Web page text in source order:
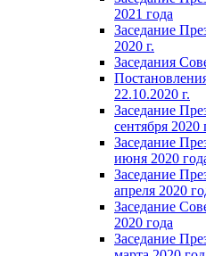
2021 года
Заседание
2020 г.
Заседания
22.10.2020 г.
Заседание
сентября 2020
Заседание
июня 2020
Заседание
апреля 2020
Заседание
2020 года
Заседание